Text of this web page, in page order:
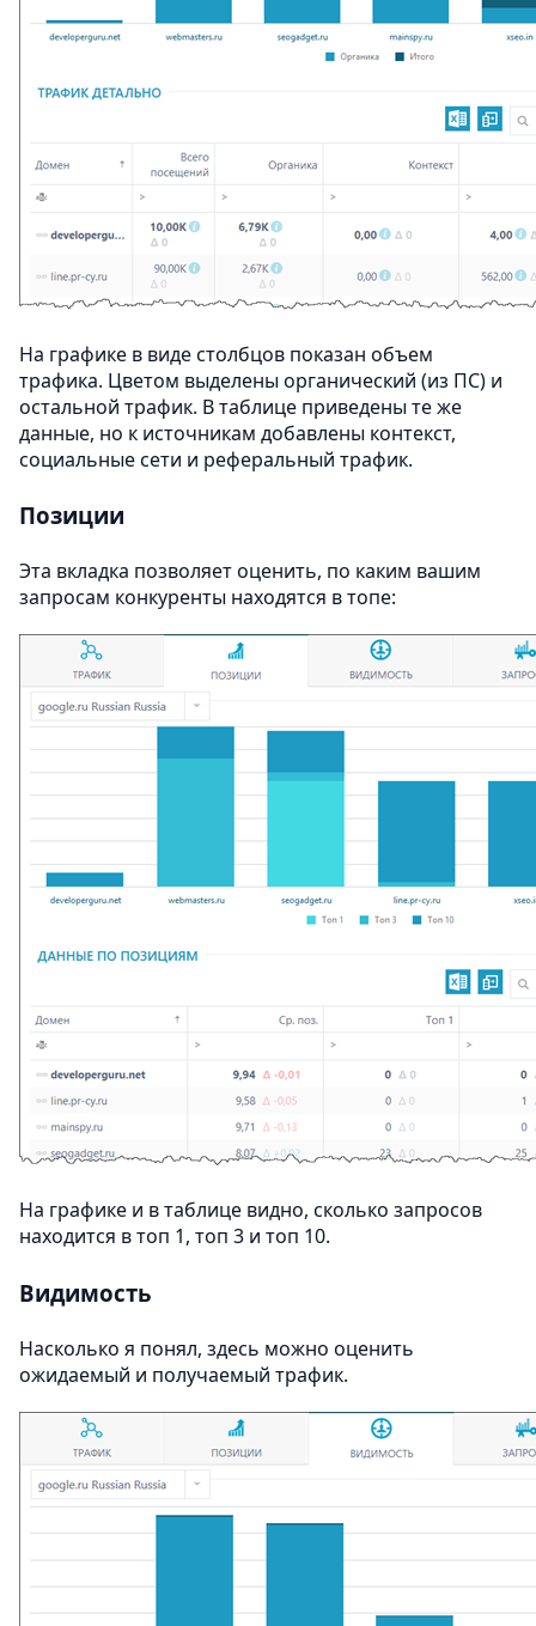
На графике в виде столбцов показан объем
трафика. Цветом выделены органический (из ПС) и
остальной трафик. В таблице приведены те же
данные, но к источникам добавлены контекст,
социальные сети и реферальный трафик.
Позиции
Эта вкладка позволяет оценить, по каким вашим
запросам конкуренты находятся в топе:
На графике и в таблице видно, сколько запросов
находится в топ 1, топ 3 и топ 10.
Видимость
Насколько я понял, здесь можно оценить
ожидаемый и получаемый трафик.